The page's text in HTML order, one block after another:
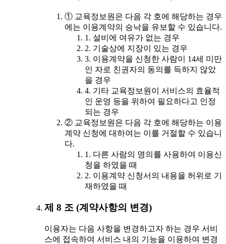
① 교육정보원은 다음 각 호에 해당하는 경우
에는 이용계약의 승낙을 유보할 수 있습니다.
1. 설비에 여유가 없는 경우
2. 기술상에 지장이 있는 경우
3. 이용계약을 신청한 사람이 14세 미만
인 자로 친권자의 동의를 득하지 않았
을 경우
4. 기타 교육정보원이 서비스의 효율적
인 운영 등을 위하여 필요하다고 인정
되는 경우
② 교육정보원은 다음 각 호에 해당하는 이용
계약 신청에 대하여는 이를 거절할 수 있습니
다.
1. 다른 사람의 명의를 사용하여 이용신
청을 하였을 때
2. 이용계약 신청서의 내용을 허위로 기
재하였을 때
제 8 조 (계약사항의 변경)
이용자는 다음 사항을 변경하고자 하는 경우 서비
스에 접속하여 서비스 내의 기능을 이용하여 변경